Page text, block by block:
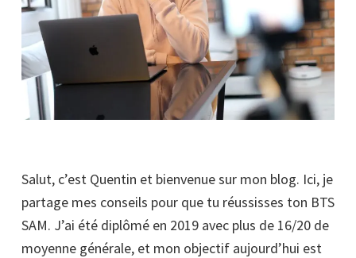
Salut, c’est Quentin et bienvenue sur mon blog. Ici, je
partage mes conseils pour que tu réussisses ton BTS
SAM. J’ai été diplômé en 2019 avec plus de 16/20 de
moyenne générale, et mon objectif aujourd’hui est